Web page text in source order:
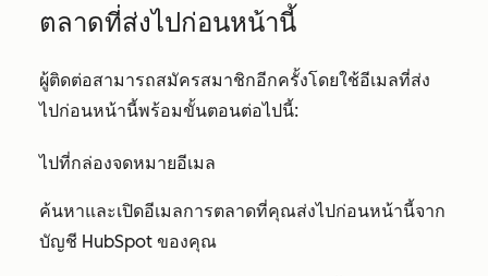
ตลาดที่ส่งไปก่อนหน้านี้
ผู้ติดต่อสามารถสมัครสมาชิกอีกครั้งโดยใช้อีเมลที่ส่ง
ไปก่อนหน้านี้พร้อมขั้นตอนต่อไปนี้:
ไปที่กล่องจดหมายอีเมล
ค้นหาและเปิดอีเมลการตลาดที่คุณส่งไปก่อนหน้านี้จาก
บัญชี HubSpot ของคุณ